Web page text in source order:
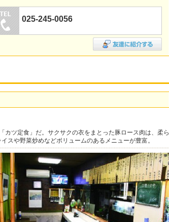
025-245-0056
ツ定食」だ。サクサクの衣をまとった豚ロース肉は、柔ら
スや野菜炒めなどボリュームのあるメニューが豊富。